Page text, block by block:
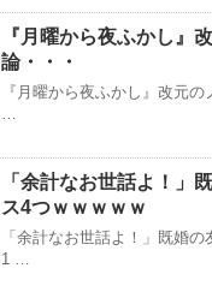
『月曜から夜ふかし』
論・・・
『月曜から夜ふかし』改元
「余計なお世話よ！」
ス4つｗｗｗｗｗ
「余計なお世話よ！」既婚
1 …